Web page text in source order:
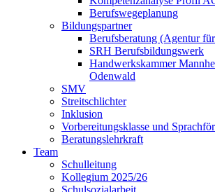
Berufswegeplanung
Bildungspartner
Berufsberatung (Agentur
SRH Berufsbildungswerk
Handwerkskammer
Odenwald
SMV
Streitschlichter
Inklusion
Vorbereitungsklasse und
Beratungslehrkraft
Team
Schulleitung
Kollegium 2025/26
Schulsozialarbeit